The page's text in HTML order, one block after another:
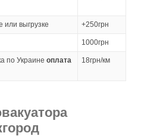
или выгрузке +250грн
1000грн
по Украине оплата
18грн/км